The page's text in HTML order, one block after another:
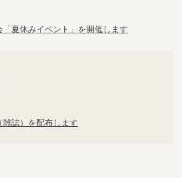
「夏休みイベント」を開催します
雑誌）を配布します